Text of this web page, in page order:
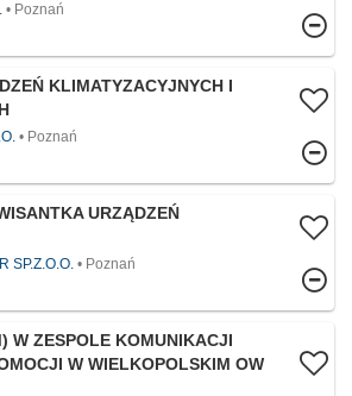
Poznań
KLIMATYZACYJNYCH I
Poznań
URZĄDZEŃ
SP.Z.O.O.
Poznań
W ZESPOLE KOMUNIKACJI
W WIELKOPOLSKIM OW